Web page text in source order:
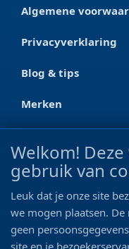
Algemene
Privacyverklaring
Blog & tips
Merken
Ootmarsumseweg
0546 - 622 990
06 - 11 19 81 42
Welkom!
gebruik van
Leuk dat je onze site
we mogen plaatsen.
geen
site en je